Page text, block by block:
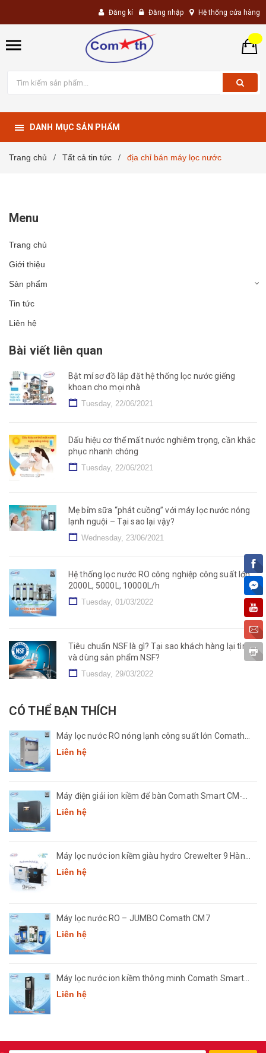
Đăng kí Đăng nhập Hệ thống cửa hàng
DANH MỤC SẢN PHẨM
Trang chủ / Tất cả tin tức / địa chỉ bán máy lọc nước
Menu
Trang chủ
Giới thiệu
Sản phẩm
Tin tức
Liên hệ
Bài viết liên quan
Bật mí sơ đồ lắp đặt hệ thống lọc nước giếng
khoan cho mọi nhà
Tuesday, 22/06/2021
Dấu hiệu cơ thể mất nước nghiêm trọng, cần khắc
phục nhanh chóng
Tuesday, 22/06/2021
Mẹ bỉm sữa “phát cuồng” với máy lọc nước nóng
lạnh nguội – Tại sao lại vậy?
Wednesday, 23/06/2021
Hệ thống lọc nước RO công nghiệp công suất lớn
2000L, 5000L, 10000L/h
Tuesday, 01/03/2022
Tiêu chuẩn NSF là gì? Tại sao khách hàng lại tìm
và dùng sản phẩm NSF?
Tuesday, 29/03/2022
CÓ THỂ BẠN THÍCH
Máy lọc nước RO nóng lạnh công suất lớn Comath
CM2681-50
Liên hệ
Máy điện giải ion kiềm để bàn Comath Smart CM-
3668
Liên hệ
Máy lọc nước ion kiềm giàu hydro Crewelter 9 Hàn
Quốc
Liên hệ
Máy lọc nước RO – JUMBO Comath CM7
Liên hệ
Máy lọc nước ion kiềm thông minh Comath Smart
CM3668
Liên hệ